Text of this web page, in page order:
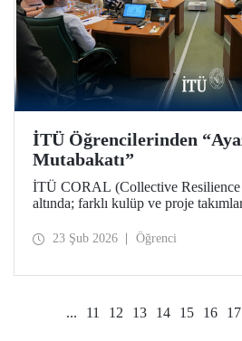
İTÜ Öğrencilerinden
Mutabakatı”
İTÜ CORAL (Collective Resilience
altında; farklı kulüp ve proje
bütünleşik bir yaklaşımla ele
23 Şub 2026 Öğrenci
... 11 12 13 14 15 16 17